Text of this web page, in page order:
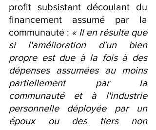
profit subsistant découlant du
financement assumé par la
communauté : « Il en résulte que
si l'amélioration d'un bien
propre est due à la fois à des
dépenses assumées au moins
partiellement par la
communauté et à l'industrie
personnelle déployée par un
époux ou des tiers non